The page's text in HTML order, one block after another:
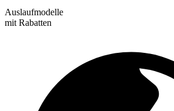
Auslaufmodelle
mit Rabatten